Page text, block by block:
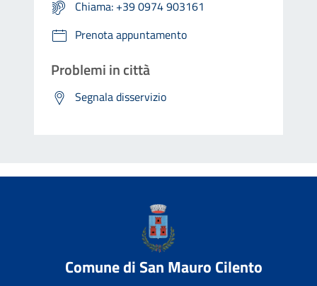
Chiama: +39 0974 903161
Prenota appuntamento
Problemi in città
Segnala disservizio
Comune di San Mauro Cilento